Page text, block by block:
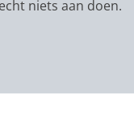
niets aan doen.